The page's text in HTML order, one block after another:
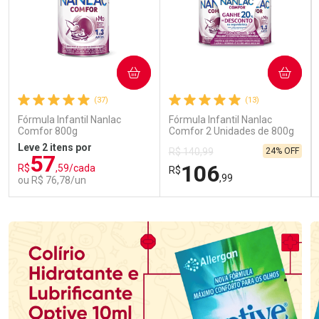
(37)
Fórmula Infantil Nanlac
Comfor 800g
Leve 2 itens por
R$57,59/cada
ou R$ 76,78/un
COMPRAR
(13)
Fórmula Infantil Nanlac
Comfor 2 Unidades de 800g
R$ 140,99
R$106,99
24% OFF
COMPRAR
Laboratório
Por Menos